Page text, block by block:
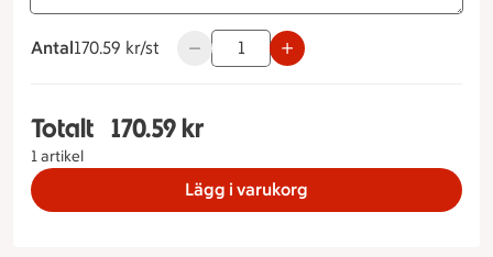
Antal
170.59 kronor styck
170.59 kr/st Använd knapparna för att minska
Totalt
1 artikel
Totalt 1 stycken Prinsesstårta Storlek på tårta
170.59 kr
Lägg i varukorg